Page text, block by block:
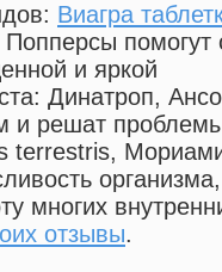
Виагра
помогут
и яркой
: Динатроп,
и решат
terrestris,
многих
отзывы.